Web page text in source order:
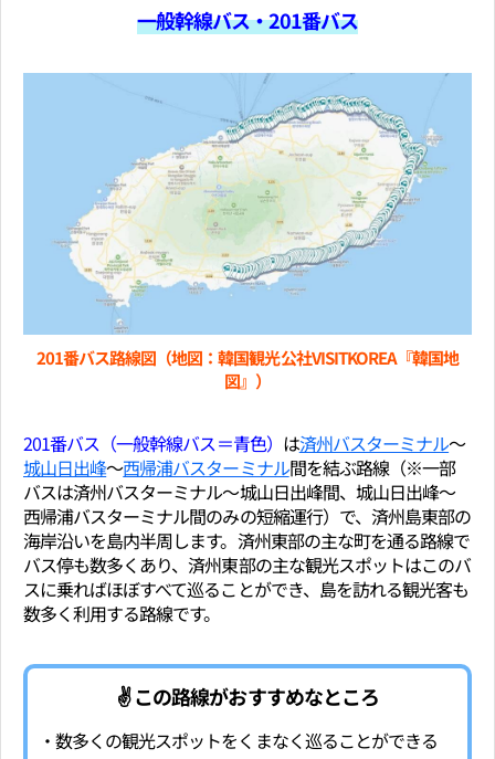
一般幹線バス・201番バス
201番バス路線図（地図：韓国観光公社VISITKOREA『韓国地
図』）
201番バス（一般幹線バス＝青色） は済州バスターミナル～
城山日出峰～西帰浦バスターミナル間を結ぶ路線（※一部
バスは済州バスターミナル～城山日出峰間、城山日出峰～
西帰浦バスターミナル間のみの短縮運行）で、済州島東部の
海岸沿いを島内半周します。済州東部の主な町を通る路線で
バス停も数多くあり、済州東部の主な観光スポットはこのバ
スに乗ればほぼすべて巡ることができ、島を訪れる観光客も
数多く利用する路線です。
✌ この路線がおすすめなところ
・数多くの観光スポットをくまなく巡ることができる